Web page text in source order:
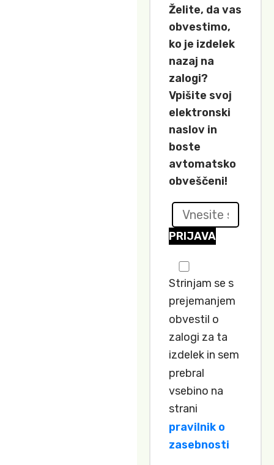
Želite, da vas
obvestimo,
ko je izdelek
nazaj na
zalogi?
Vpišite svoj
elektronski
naslov in
boste
avtomatsko
obveščeni!
PRIJAVA
Strinjam se s
prejemanjem
obvestil o
zalogi za ta
izdelek in sem
prebral
vsebino na
strani
pravilnik o
zasebnosti